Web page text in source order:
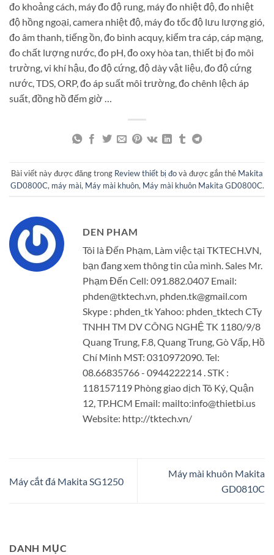
đo khoảng cách, máy đo độ rung, máy đo nhiệt độ, đo nhiệt
độ hồng ngoại, camera nhiệt độ, máy đo tốc độ lưu lượng gió,
đo âm thanh, tiếng ồn, đo bình acquy, kiểm tra cáp, cáp mạng,
đo chất lượng nước, đo pH, đo oxy hòa tan, thiết bị đo môi
trường, vi khí hậu, đo độ cứng, độ dày vật liệu, đo độ cứng
nước, TDS, ORP, đo áp suất môi trường, đo chênh lệch áp
suất, đồng hồ đếm giờ …
Bài viết này được đăng trong Review thiết bị đovà được gắn thẻ Makita
GD0800C, máy mài, Máy mài khuôn, Máy mài khuôn Makita GD0800C.
DEN PHAM
Tôi là Đến Phạm, Làm việc tại TKTECH.VN,
bạn đang xem thông tin của mình. Sales Mr.
Phạm Đến Cell: 091.882.0407 Email:
phden@tktech.vn, phden.tk@gmail.com
Skype : phden_tk Yahoo: phden_tktech CTy
TNHH TM DV CÔNG NGHỆ TK 1180/9/8
Quang Trung, F.8, Quang Trung, Gò Vấp, Hồ
Chí Minh MST: 0310972090. Tel:
08.66835766 - 0944222214 . STK :
118157119 Phòng giao dịch Tô Ký, Quận
12, TP.HCM Email: mailto:info@thietbi.us
Website: http://tktech.vn/
Máy cắt đá Makita SG1250
Máy mài khuôn Makita
GD0810C
DANH MỤC